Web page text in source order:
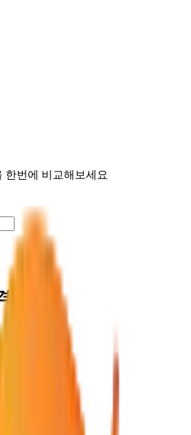
한번에 비교해보세요